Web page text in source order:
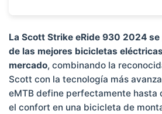
La Scott Strike eRide 930 2024
de las mejores bicicletas
mercado, combinando la
Scott con la tecnología más
eMTB define perfectamente hasta
el confort en una bicicleta de